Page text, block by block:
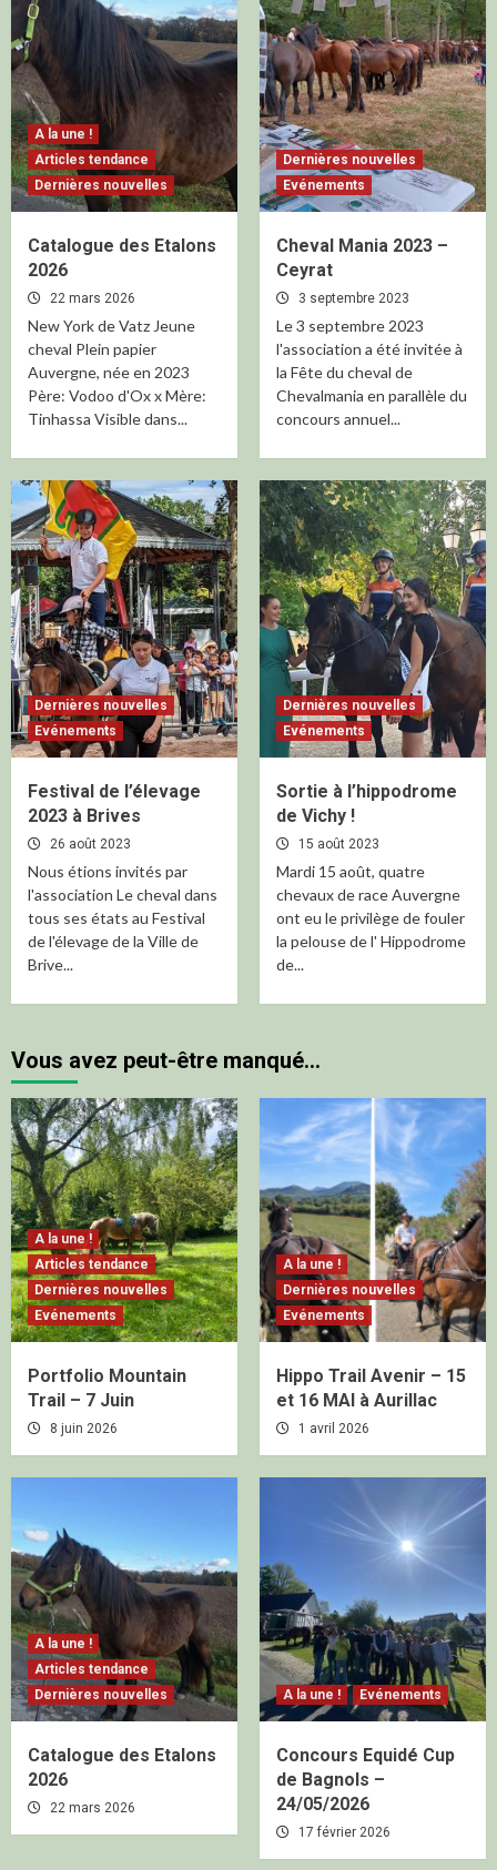
A la une !
Articles tendance
Dernières nouvelles
Catalogue des Etalons
2026
22 mars 2026
New York de Vatz Jeune
cheval Plein papier
Auvergne, née en 2023
Père: Vodoo d'Ox x Mère:
Tinhassa Visible dans...
Dernières nouvelles
Evénements
Cheval Mania 2023 –
Ceyrat
3 septembre 2023
Le 3 septembre 2023
l'association a été invitée à
la Fête du cheval de
Chevalmania en parallèle du
concours annuel...
Dernières nouvelles
Evénements
Festival de l’élevage
2023 à Brives
26 août 2023
Nous étions invités par
l'association Le cheval dans
tous ses états au Festival
de l'élevage de la Ville de
Brive...
Dernières nouvelles
Evénements
Sortie à l’hippodrome
de Vichy !
15 août 2023
Mardi 15 août, quatre
chevaux de race Auvergne
ont eu le privilège de fouler
la pelouse de l' Hippodrome
de...
Vous avez peut-être manqué…
A la une !
Articles tendance
Dernières nouvelles
Evénements
Portfolio Mountain
Trail – 7 Juin
8 juin 2026
A la une !
Dernières nouvelles
Evénements
Hippo Trail Avenir – 15
et 16 MAI à Aurillac
1 avril 2026
A la une !
Articles tendance
Dernières nouvelles
Catalogue des Etalons
2026
22 mars 2026
A la une ! Evénements
Concours Equidé Cup
de Bagnols –
24/05/2026
17 février 2026